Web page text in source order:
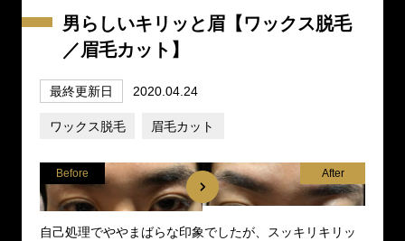
男らしいキリッと眉【ワックス脱毛
／眉毛カット】
最終更新日 2020.04.24
ワックス脱毛 眉毛カット
自己処理でややまばらな印象でしたが、スッキリキリッ